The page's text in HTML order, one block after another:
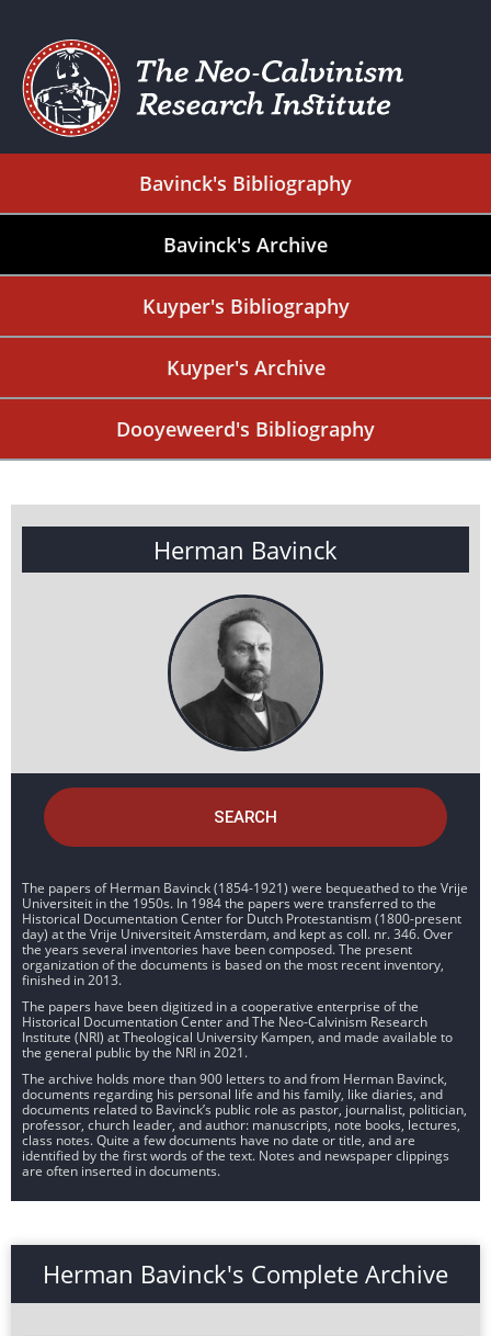
Bavinck's Bibliography
Bavinck's Archive
Kuyper's Bibliography
Kuyper's Archive
Dooyeweerd's Bibliography
Herman Bavinck
SEARCH
The papers of Herman Bavinck (1854-1921) were bequeathed to the Vrije
Universiteit in the 1950s. In 1984 the papers were transferred to the
Historical Documentation Center for Dutch Protestantism (1800-present
day) at the Vrije Universiteit Amsterdam, and kept as coll. nr. 346. Over
the years several inventories have been composed. The present
organization of the documents is based on the most recent inventory,
finished in 2013.
The papers have been digitized in a cooperative enterprise of the
Historical Documentation Center and The Neo-Calvinism Research
Institute (NRI) at Theological University Kampen, and made available to
the general public by the NRI in 2021.
The archive holds more than 900 letters to and from Herman Bavinck,
documents regarding his personal life and his family, like diaries, and
documents related to Bavinck’s public role as pastor, journalist, politician,
professor, church leader, and author: manuscripts, note books, lectures,
class notes. Quite a few documents have no date or title, and are
identified by the first words of the text. Notes and newspaper clippings
are often inserted in documents.
Herman Bavinck's Complete Archive